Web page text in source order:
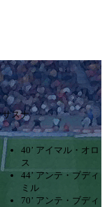
サスナ
40’ アイマル・オロ
ス
44’ アンテ・ブディ
ミル
70’ アンテ・ブディ